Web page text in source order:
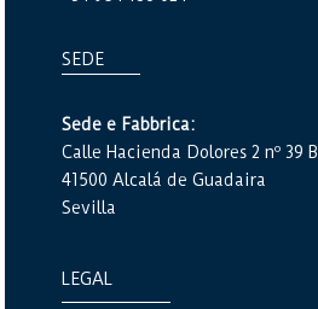
SEDE
Sede e Fabbrica:
Calle Hacienda Dolores 2 nº 39 B
41500 Alcalá de Guadaira
Sevilla
LEGAL